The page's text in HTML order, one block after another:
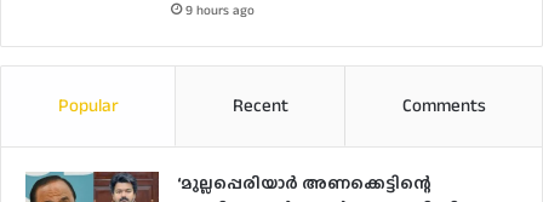
9 hours ago
Popular Recent Comments
‘മുല്ലപ്പെരിയാർ അണക്കെട്ടിന്റെ